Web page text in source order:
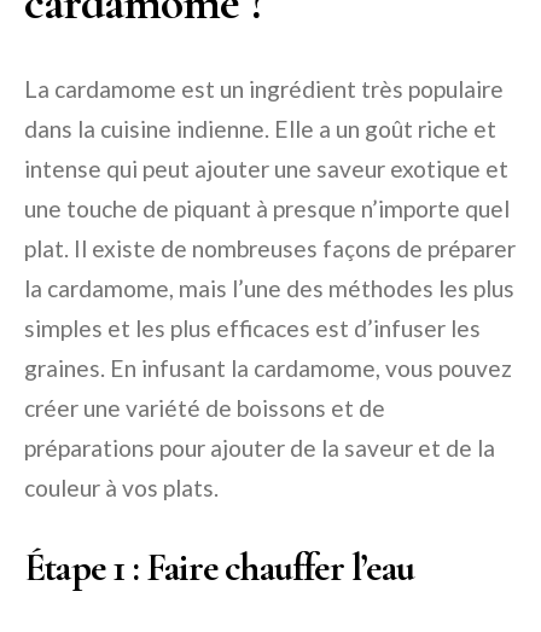
La cardamome est un ingrédient très populaire
dans la cuisine indienne. Elle a un goût riche et
intense qui peut ajouter une saveur exotique et
une touche de piquant à presque n’importe quel
plat. Il existe de nombreuses façons de préparer
la cardamome, mais l’une des méthodes les plus
simples et les plus efficaces est d’infuser les
graines. En infusant la cardamome, vous pouvez
créer une variété de boissons et de
préparations pour ajouter de la saveur et de la
couleur à vos plats.
Étape 1 : Faire chauffer l’eau